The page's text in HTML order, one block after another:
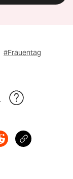
#Frauentag